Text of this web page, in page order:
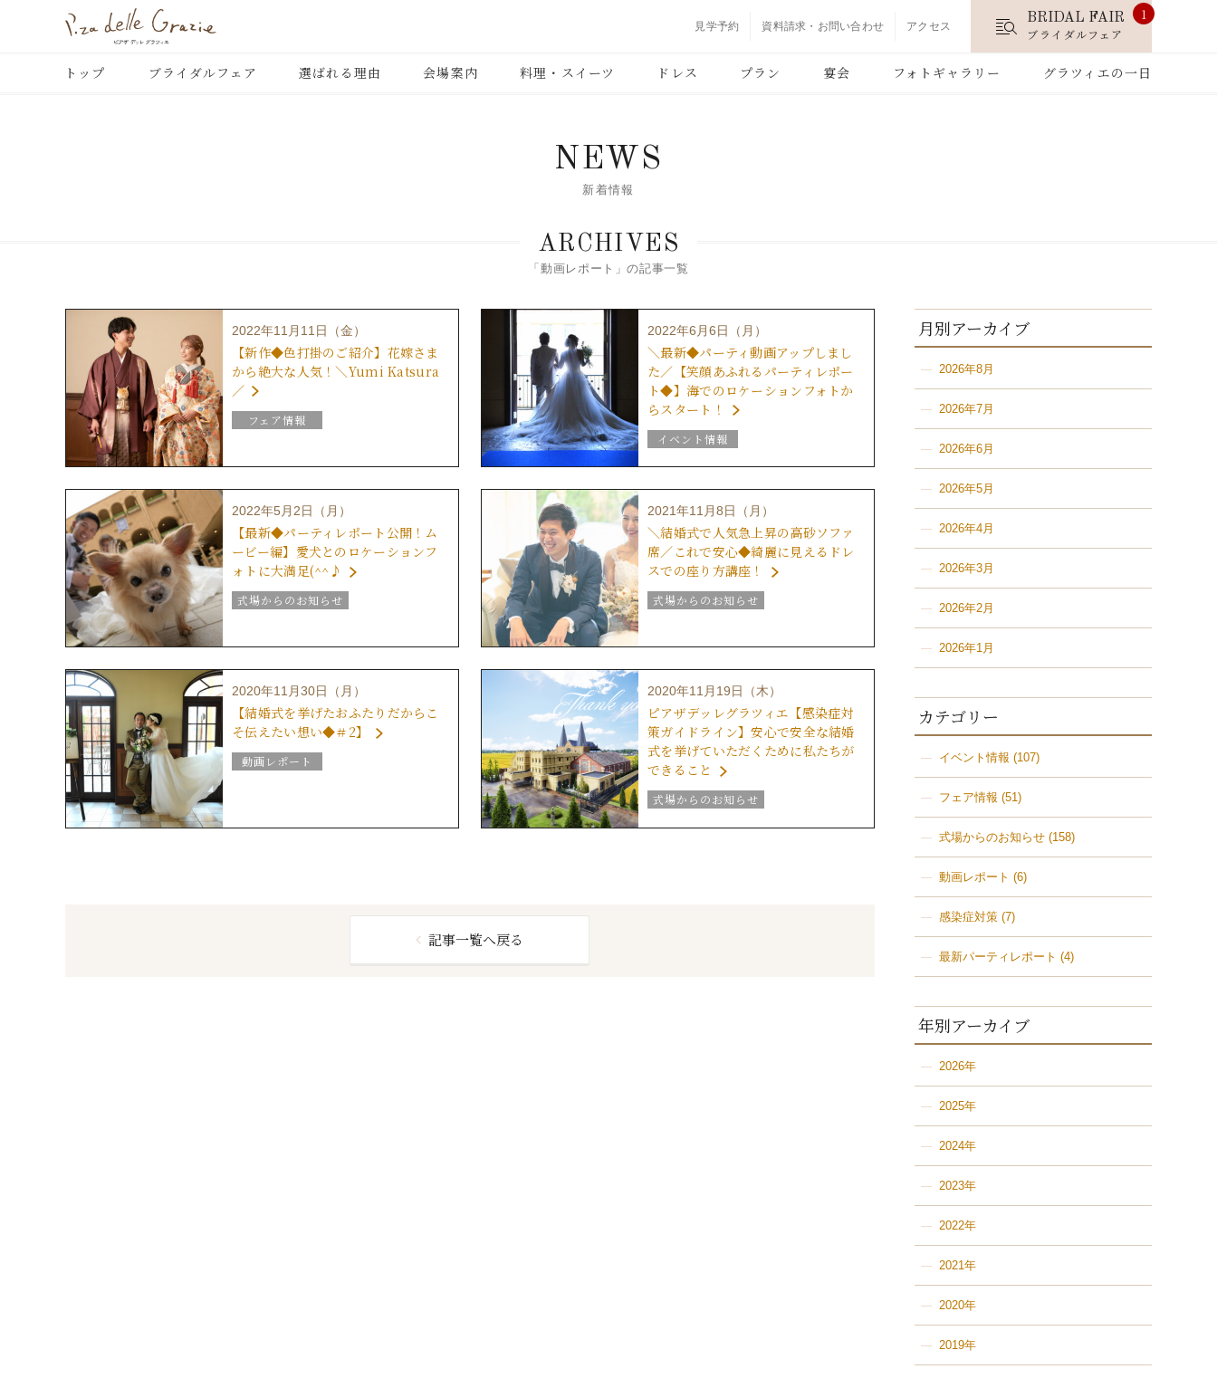
見学予約 資料請求・お問い合わせ アクセス
BRIDAL FAIR
ブライダルフェア
1
トップ ブライダルフェア 選ばれる理由 会場案内 料理・スイーツ ドレス プラン 宴会 フォトギャラリー グラツィエの一日
NEWS
新着情報
ARCHIVES
「動画レポート」の記事一覧
2022年11月11日（金）
【新作◆色打掛のご紹介】花嫁さま
から絶大な人気！＼Yumi Katsura
／
フェア情報
動画レポート
2022年6月6日（月）
＼最新◆パーティ動画アップしまし
た／【笑顔あふれるパーティレポー
ト◆】海でのロケーションフォトか
らスタート！
イベント情報
動画レポート
2022年5月2日（月）
【最新◆パーティレポート公開！ム
ービー編】愛犬とのロケーションフ
ォトに大満足(^^♪
式場からのお知らせ
2021年11月8日（月）
＼結婚式で人気急上昇の高砂ソファ
席／これで安心◆綺麗に見えるドレ
スでの座り方講座！
式場からのお知らせ
2020年11月30日（月）
【結婚式を挙げたおふたりだからこ
そ伝えたい想い◆＃2】
動画レポート
2020年11月19日（木）
ピアザデッレグラツィエ【感染症対
策ガイドライン】安心で安全な結婚
式を挙げていただくために私たちが
できること
式場からのお知らせ
記事一覧へ戻る
月別アーカイブ
2026年8月
2026年7月
2026年6月
2026年5月
2026年4月
2026年3月
2026年2月
2026年1月
カテゴリー
イベント情報 (107)
フェア情報 (51)
式場からのお知らせ(158)
動画レポート (6)
感染症対策(7)
最新パーティレポート (4)
年別アーカイブ
2026年
2025年
2024年
2023年
2022年
2021年
2020年
2019年